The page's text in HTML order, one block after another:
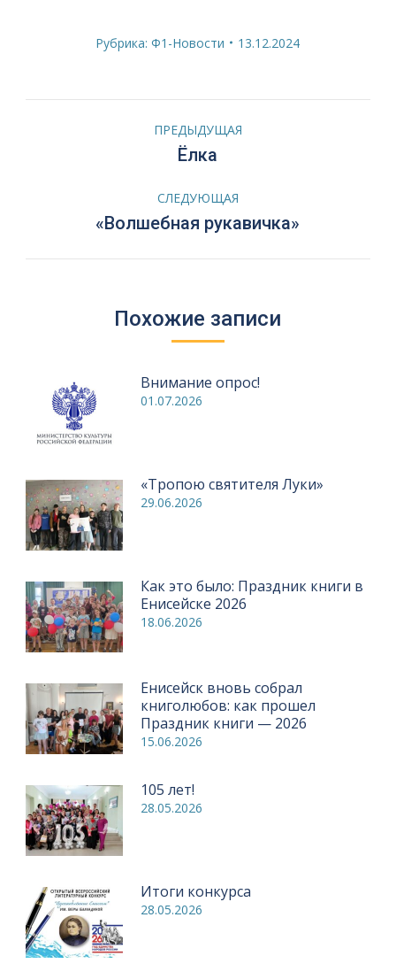
Рубрика:Ф1-Новости 13.12.2024
НавигацияПРЕДЫДУЩАЯ
Предыдущая
Ёлка
СЛЕДУЮЩАЯ
Следующая
запись:
«Волшебная рукавичка»
Похожие записи
Внимание опрос!
01.07.2026
«Тропою святителя Луки»
29.06.2026
Как это было: Праздник книги в
Енисейске 2026
18.06.2026
Енисейск вновь собрал
книголюбов: как прошел
Праздник книги — 2026
15.06.2026
105 лет!
28.05.2026
Итоги конкурса
28.05.2026